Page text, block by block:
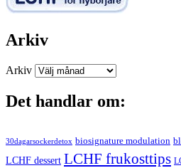
Arkiv
Arkiv
Det handlar om:
30dagarsockerdetox biosignature modulation
LCHF dessert LCHF frukosttips